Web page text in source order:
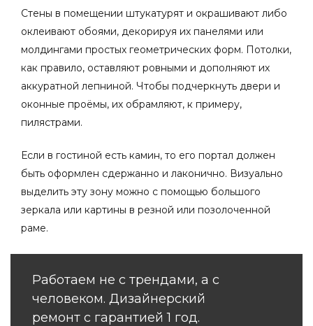
Стены в помещении штукатурят и окрашивают либо
оклеивают обоями, декорируя их панелями или
молдингами простых геометрических форм. Потолки,
как правило, оставляют ровными и дополняют их
аккуратной лепниной. Чтобы подчеркнуть двери и
оконные проёмы, их обрамляют, к примеру,
пилястрами.
Если в гостиной есть камин, то его портал должен
быть оформлен сдержанно и лаконично. Визуально
выделить эту зону можно с помощью большого
зеркала или картины в резной или позолоченной
раме.
Работаем не с трендами, а с
человеком. Дизайнерский
ремонт с гарантией 1 год.